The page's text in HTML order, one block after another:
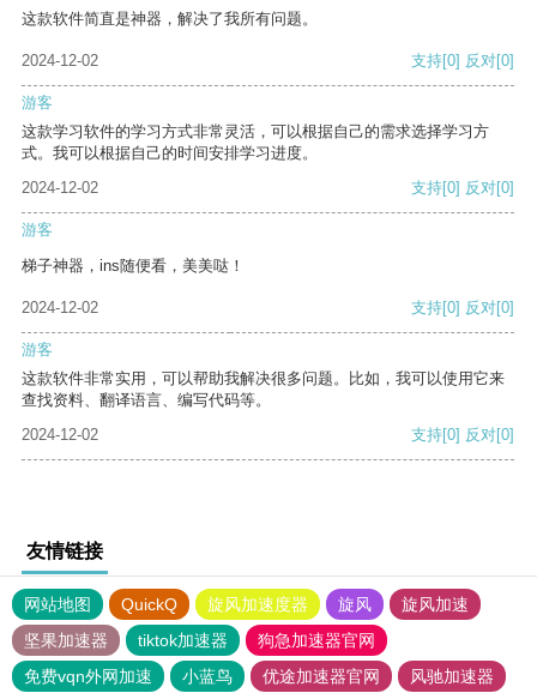
这款软件简直是神器，解决了我所有问题。
2024-12-02 支持[0] 反对[0]
游客
这款学习软件的学习方式非常灵活，可以根据自己的需求选择学习方
式。我可以根据自己的时间安排学习进度。
2024-12-02
支持[0] 反对[0]
游客
梯子神器，ins随便看，美美哒！
2024-12-02 支持[0] 反对[0]
游客
这款软件非常实用，可以帮助我解决很多问题。比如，我可以使用它来
查找资料、翻译语言、编写代码等。
2024-12-02
支持[0] 反对[0]
友情链接
网站地图 QuickQ 旋风加速度器 旋风
旋风加速
坚果加速器
tiktok加速器
狗急加速器官网
免费vqn外网加速
小蓝鸟 优途加速器官网 风驰加速器